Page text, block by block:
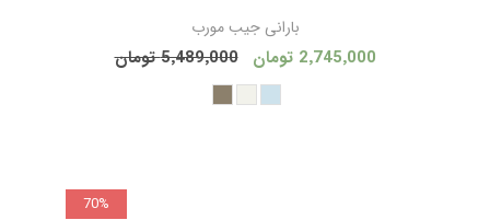
بارانی جیب مورب
2٬745٬000 تومان 5٬489٬000 تومان
70%